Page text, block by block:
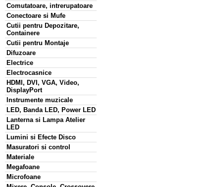
Comutatoare, intrerupatoare
Conectoare si Mufe
Cutii pentru Depozitare,
Containere
Cutii pentru Montaje
Difuzoare
Electrice
Electrocasnice
HDMI, DVI, VGA, Video,
DisplayPort
Instrumente muzicale
LED, Banda LED, Power LED
Lanterna si Lampa Atelier
LED
Lumini si Efecte Disco
Masuratori si control
Materiale
Megafoane
Microfoane